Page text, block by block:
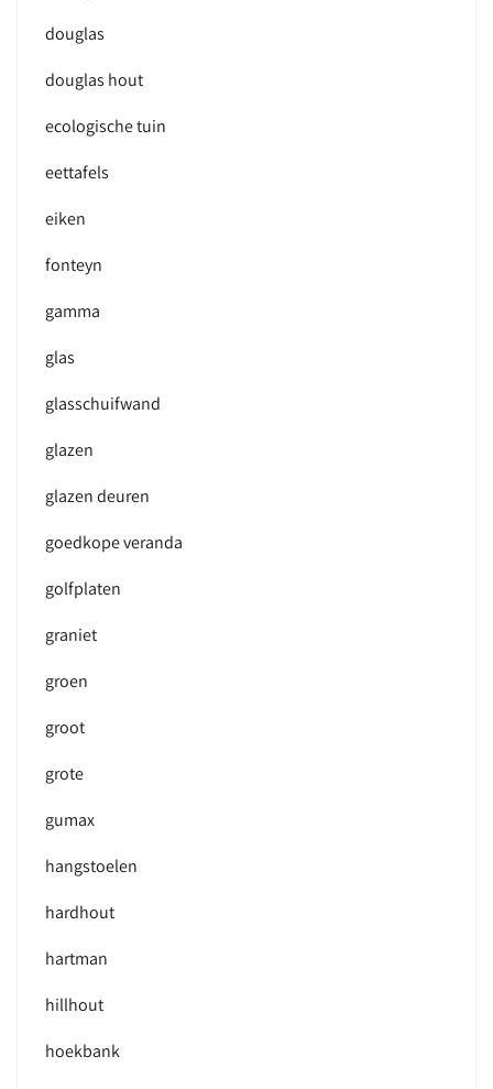
douglas
douglas hout
ecologische tuin
eettafels
eiken
fonteyn
gamma
glas
glasschuifwand
glazen
glazen deuren
goedkope veranda
golfplaten
graniet
groen
groot
grote
gumax
hangstoelen
hardhout
hartman
hillhout
hoekbank